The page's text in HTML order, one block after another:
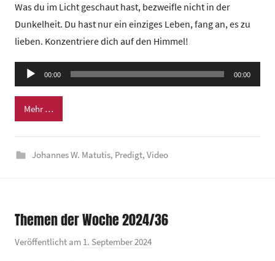
n
G
e
m
e
z
r
Was du im Licht geschaut hast, bezweifle nicht in der
Dunkelheit. Du hast nur ein einziges Leben, fang an, es zu
lieben. Konzentriere dich auf den Himmel!
Audio-
Player
00:00 00:00
Mehr …
Johannes W. Matutis, Predigt, Video
Themen der Woche 2024/36
Veröffentlicht am 1. September 2024